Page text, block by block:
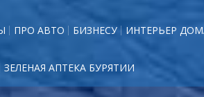
ПРО АВТО БИЗНЕСУ ИНТЕРЬЕР
ЗЕЛЕНАЯ АПТЕКА БУРЯТИИ